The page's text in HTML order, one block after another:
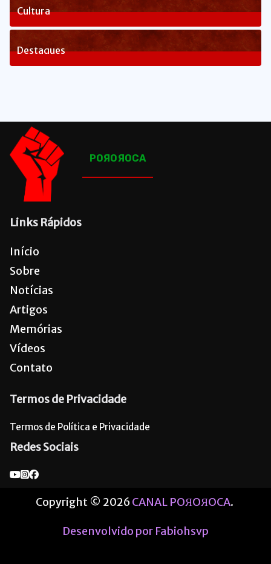
Cultura
82Posts
Destaques
POЯOЯOCA
Links Rápidos
Início
Sobre
Notícias
Artigos
Memórias
Vídeos
Contato
Termos de Privacidade
Termos de Política e Privacidade
Redes Sociais
Copyright © 2026 CANAL POЯOЯOCA.
Desenvolvido por Fabiohsvp